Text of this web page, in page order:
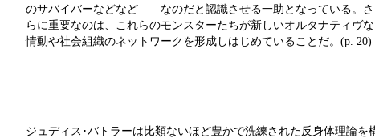
のサバイバーなどなど――なのだと認識させる一助となっている。さ
らに重要なのは、これらのモンスターたちが新しいオルタナティヴな
情動や社会組織のネットワークを形成しはじめていることだ。(p. 20)
ジュディス･バトラーは比類ないほど豊かで洗練された反身体理論を